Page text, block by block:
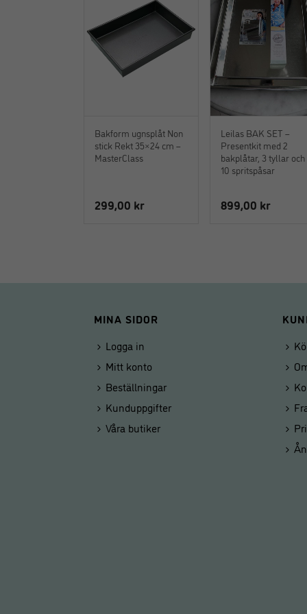
Bakform ugnsplåt Non
stick Rekt 35×24 cm –
MasterClass
299,00 kr
Leilas BAK SET –
Presentkit med 2
bakplåtar, 3 tyllar och
10 spritspåsar
899,00 kr
MINA SIDOR
Logga in
Mitt konto
Beställningar
Kunduppgifter
Våra butiker